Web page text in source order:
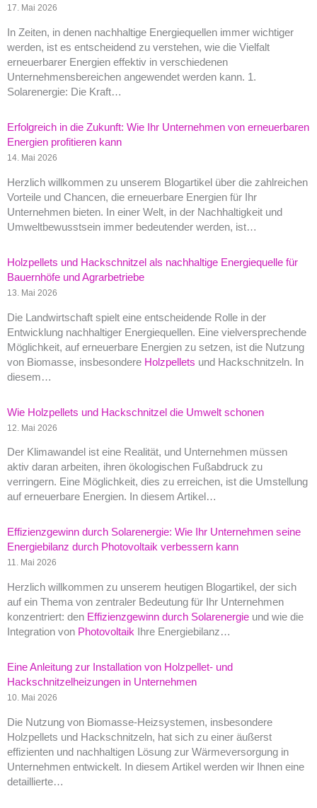
17. Mai 2026
In Zeiten, in denen nachhaltige Energiequellen immer wichtiger
werden, ist es entscheidend zu verstehen, wie die Vielfalt
erneuerbarer Energien effektiv in verschiedenen
Unternehmensbereichen angewendet werden kann. 1.
Solarenergie: Die Kraft…
Erfolgreich in die Zukunft: Wie Ihr Unternehmen von erneuerbaren
Energien profitieren kann
14. Mai 2026
Herzlich willkommen zu unserem Blogartikel über die zahlreichen
Vorteile und Chancen, die erneuerbare Energien für Ihr
Unternehmen bieten. In einer Welt, in der Nachhaltigkeit und
Umweltbewusstsein immer bedeutender werden, ist…
Holzpellets und Hackschnitzel als nachhaltige Energiequelle für
Bauernhöfe und Agrarbetriebe
13. Mai 2026
Die Landwirtschaft spielt eine entscheidende Rolle in der
Entwicklung nachhaltiger Energiequellen. Eine vielversprechende
Möglichkeit, auf erneuerbare Energien zu setzen, ist die Nutzung
von Biomasse, insbesondere Holzpellets und Hackschnitzeln. In
diesem…
Wie Holzpellets und Hackschnitzel die Umwelt schonen
12. Mai 2026
Der Klimawandel ist eine Realität, und Unternehmen müssen
aktiv daran arbeiten, ihren ökologischen Fußabdruck zu
verringern. Eine Möglichkeit, dies zu erreichen, ist die Umstellung
auf erneuerbare Energien. In diesem Artikel…
Effizienzgewinn durch Solarenergie: Wie Ihr Unternehmen seine
Energiebilanz durch Photovoltaik verbessern kann
11. Mai 2026
Herzlich willkommen zu unserem heutigen Blogartikel, der sich
auf ein Thema von zentraler Bedeutung für Ihr Unternehmen
konzentriert: den Effizienzgewinn durch Solarenergie und wie die
Integration von Photovoltaik Ihre Energiebilanz…
Eine Anleitung zur Installation von Holzpellet- und
Hackschnitzelheizungen in Unternehmen
10. Mai 2026
Die Nutzung von Biomasse-Heizsystemen, insbesondere
Holzpellets und Hackschnitzeln, hat sich zu einer äußerst
effizienten und nachhaltigen Lösung zur Wärmeversorgung in
Unternehmen entwickelt. In diesem Artikel werden wir Ihnen eine
detaillierte…